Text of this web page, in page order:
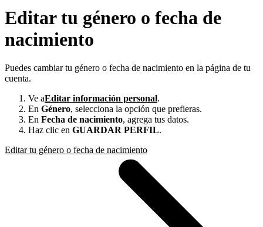
Editar tu género o fecha de
nacimiento
Puedes cambiar tu género o fecha de nacimiento en la página de tu
cuenta.
Ve aEditar información personal.
En Género, selecciona la opción que prefieras.
En Fecha de nacimiento, agrega tus datos.
Haz clic en GUARDAR PERFIL.
Editar tu género o fecha de nacimiento